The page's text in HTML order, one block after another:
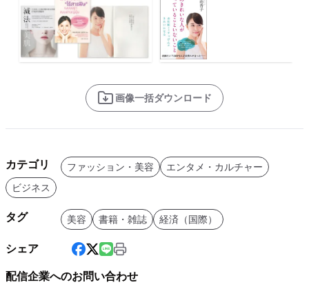
画像一括ダウンロード
カテゴリ ファッション・美容
エンタメ・カルチャー
ビジネス
タグ 美容 書籍・雑誌 経済（国際）
シェア
配信企業へのお問い合わせ